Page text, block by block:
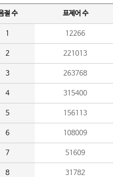
절 수 표제어 수
1 12266
2 221013
3 263768
4 315400
5 156113
6 108009
7 51609
8 31782